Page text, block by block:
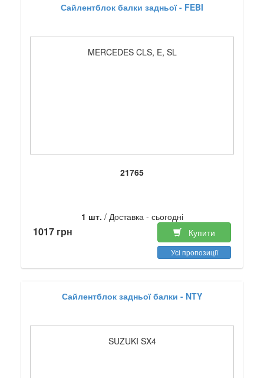
Сайлентблок балки задньої - FEBI
MERCEDES CLS, E, SL
21765
1 шт. / Доставка - сьогодні
1017 грн Купити
Усі пропозиції
Сайлентблок задньої балки - NTY
SUZUKI SX4